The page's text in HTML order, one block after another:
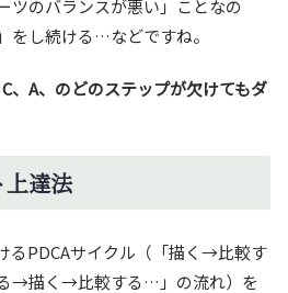
ツのバランスが悪い」ことなの
をし続ける…などですね。
、A、のどのステップが欠けてもダ
達法
るPDCAサイクル（「描く→比較す
→描く→比較する…」の流れ）を